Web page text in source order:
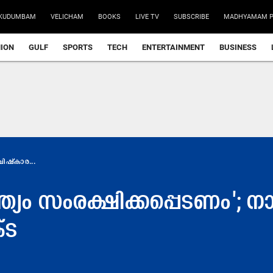
VELICHAM BOOKS LIVE TV SUBSCRIBE MADHYAMAM
GULF SPORTS TECH ENTERTAINMENT BUSINESS
സംരക്ഷിക്കപ്പെടണം';